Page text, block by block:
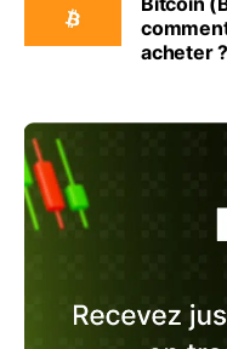
acheter ?